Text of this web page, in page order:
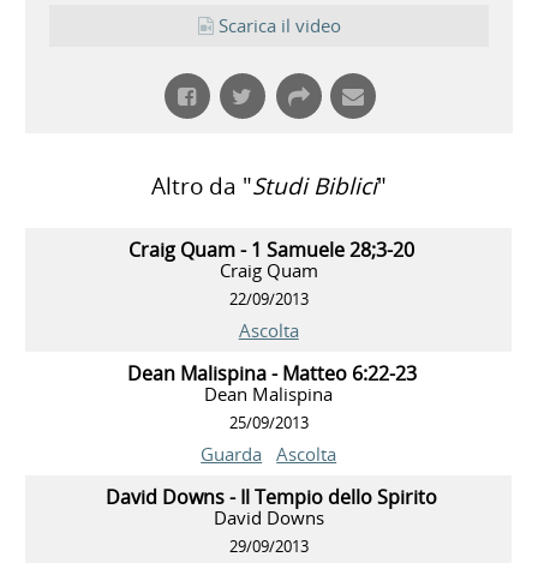
Scarica il video
Altro da "Studi Biblici"
Craig Quam - 1 Samuele 28;3-20
Craig Quam
22/09/2013
Ascolta
Dean Malispina - Matteo 6:22-23
Dean Malispina
25/09/2013
Guarda Ascolta
David Downs - Il Tempio dello Spirito
David Downs
29/09/2013